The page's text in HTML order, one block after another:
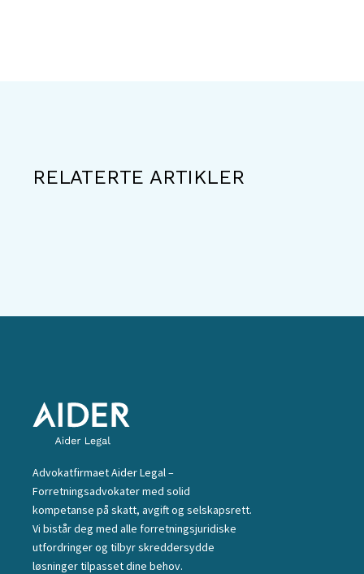
RELATERTE ARTIKLER
Advokatfirmaet Aider Legal –
Forretningsadvokater med solid
kompetanse på skatt, avgift og selskapsrett.
Vi bistår deg med alle forretningsjuridiske
utfordringer og tilbyr skreddersydde
løsninger tilpasset dine behov.